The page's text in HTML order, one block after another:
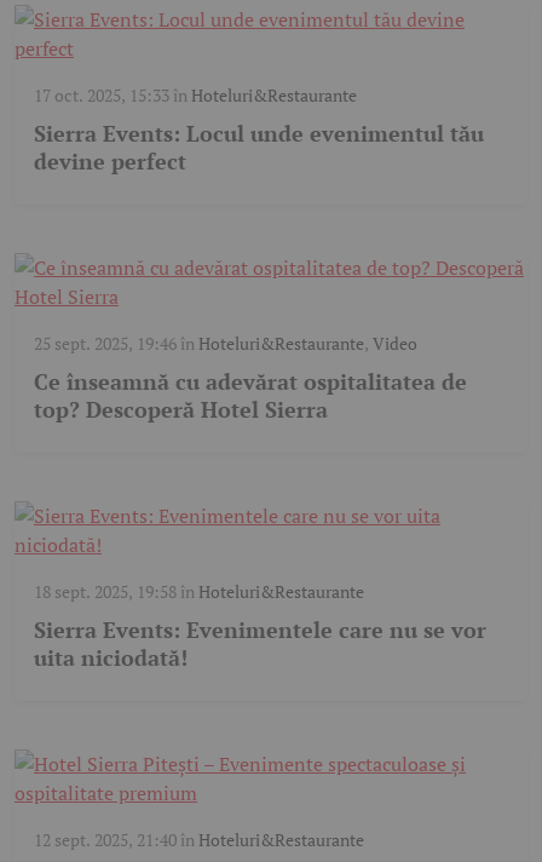
17 oct. 2025, 15:33 în Hoteluri&Restaurante
Sierra Events: Locul unde evenimentul tău
devine perfect
25 sept. 2025, 19:46 în Hoteluri&Restaurante, Video
Ce înseamnă cu adevărat ospitalitatea de
top? Descoperă Hotel Sierra
18 sept. 2025, 19:58 în Hoteluri&Restaurante
Sierra Events: Evenimentele care nu se vor
uita niciodată!
12 sept. 2025, 21:40 în Hoteluri&Restaurante